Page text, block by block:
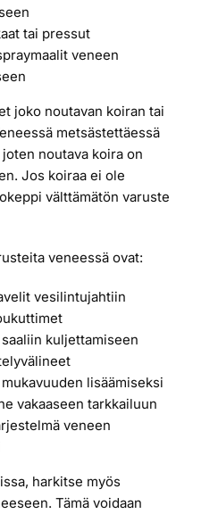
tai pressut
veneen
joko noutavan koiran tai
metsästettäessä
noutava koira on
Jos koiraa ei ole
välttämätön varuste
veneessä ovat:
vesilintujahtiin
kuljettamiseen
lisäämiseksi
vakaaseen tarkkailuun
veneen
harkitse myös
Tämä voidaan